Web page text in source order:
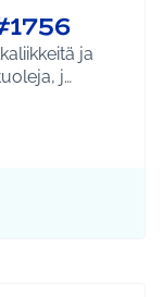
ja
j…
Hyvinvointi ja